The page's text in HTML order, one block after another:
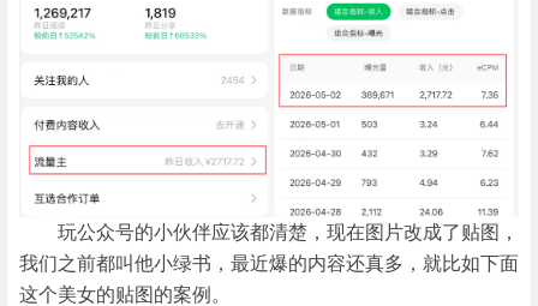
玩公众号的小伙伴应该都清楚，现在图片改成了贴图，
我们之前都叫他小绿书，最近爆的内容还真多，就比如下面
这个美女的贴图的案例。